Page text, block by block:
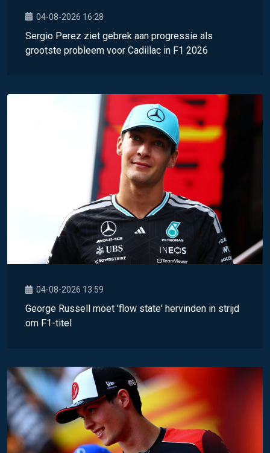
04-08-2026 16:28
Sergio Perez ziet gebrek aan progressie als
grootste probleem voor Cadillac in F1 2026
04-08-2026 13:59
George Russell moet 'flow state' hervinden in strijd
om F1-titel